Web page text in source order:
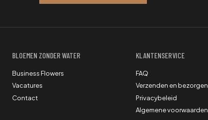
BLOEMEN ZONDER WATER
Business Flowers
Vacatures
Contact
KLANTENSERVICE
FAQ
Verzenden en bezorgen
Privacybeleid
Algemene voorwaarden